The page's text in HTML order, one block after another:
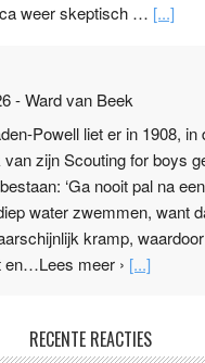
weer skeptisch … [...]
-Ward van Beek
Powell liet er in 1908, in
zijn Scouting for boys
‘Ga nooit pal na een
water zwemmen, want
kramp,
en…Lees meer › [...]
Ward van Beek
RECENTE REACTIES